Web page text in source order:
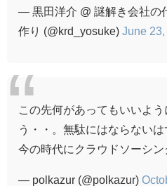
— 黒田洋介 @ 謎解き会社の
作り (@krd_yosuke) June 23,
この先何があってもいいよ
う・・。無駄にはならないは
今の時代にクラウドソーシン
— polkazur (@polkazur)